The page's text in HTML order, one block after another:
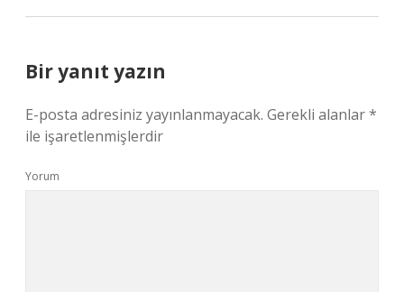
Bir yanıt yazın
E-posta adresiniz yayınlanmayacak. Gerekli alanlar*
ile işaretlenmişlerdir
Yorum